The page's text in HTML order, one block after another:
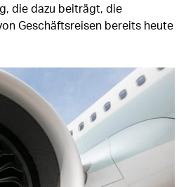
die dazu beiträgt, die
Geschäftsreisen bereits heute